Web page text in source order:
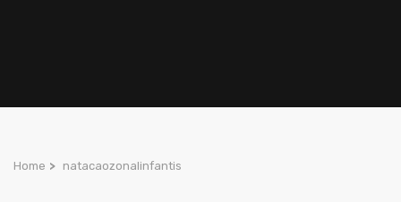
Home > natacaozonalinfantis